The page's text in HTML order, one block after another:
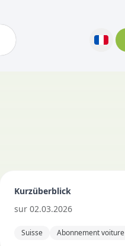
Kurzüberblick
sur 02.03.2026
Suisse Abonnement voiture